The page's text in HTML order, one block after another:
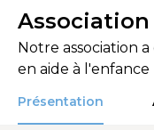
Association
Notre association
en aide à l'enfance
Présentation